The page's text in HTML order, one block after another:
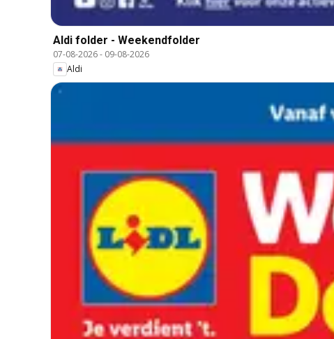
Aldi folder - Weekendfolder
07-08-2026- 09-08-2026
Aldi